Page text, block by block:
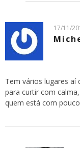
17/11/
Tem vários lugares aí
para curtir com
quem está com